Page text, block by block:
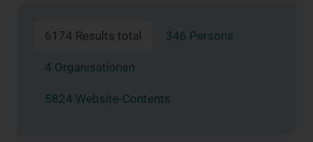
6174 Results total 346 Persons
4 Organisationen
5824 Website-Contents